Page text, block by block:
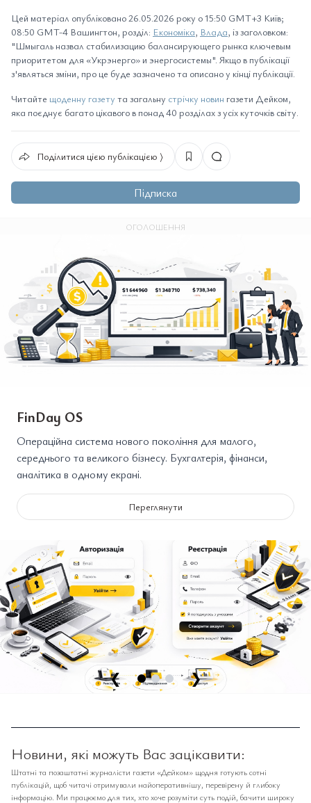
Цей матеріал опубліковано 26.05.2026 року о 15:50 GMT+3 Київ;
08:50 GMT-4 Вашингтон, розділ: Економіка, Влада, із заголовком:
"Шмыгаль назвал стабилизацию балансирующего рынка ключевым
приоритетом для «Укрэнерго» и энергосистемы". Якщо в публікації
з'являться зміни, про це буде зазначено та описано у кінці публікації.
Читайте щоденну газету та загальну стрічку новин газети Дейком,
яка поєднує багато цікавого в понад 40 розділах з усіх куточків світу.
Поділитися цією публікацією ⟩
Підписка
ОГОЛОШЕННЯ
FinDay OS
Операційна система нового покоління для малого,
середнього та великого бізнесу. Бухгалтерія, фінанси,
аналітика в одному екрані.
Переглянути
❮ ❯
Новини, які можуть Вас зацікавити:
Штатні та позаштатні журналісти газети «Дейком» щодня готують сотні
публікацій, щоб читачі отримували найоперативнішу, перевірену й глибоку
інформацію. Ми працюємо для тих, хто хоче розуміти суть подій, бачити широку